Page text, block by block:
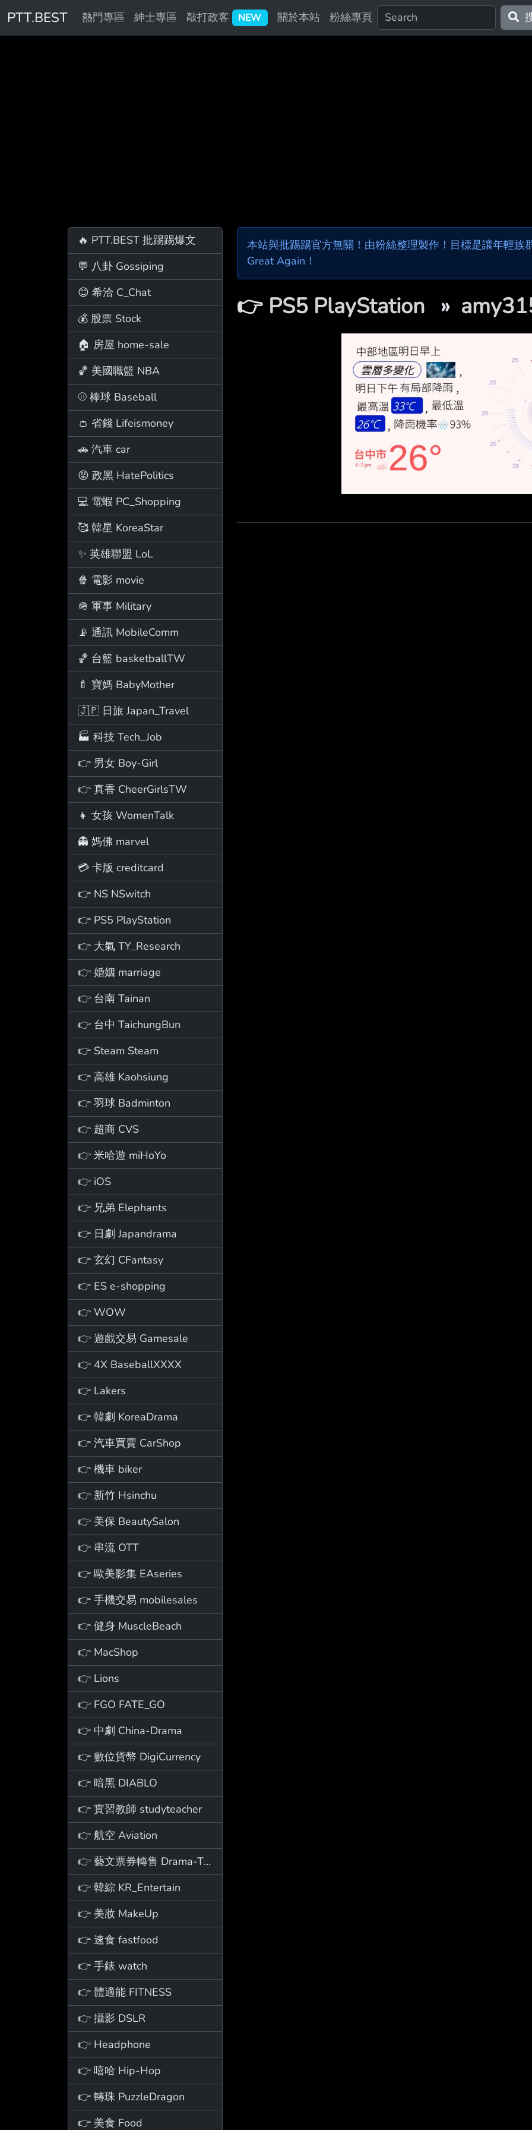
PTT.BEST 熱門專區 紳士專區 敲打政客 NEW 關於本站 粉絲專頁
🔥 PTT.BEST 批踢踢爆文
💬 八卦 Gossiping
😊 希洽 C_Chat
💰 股票 Stock
🏠 房屋 home-sale
🏀 美國職籃 NBA
⚾ 棒球 Baseball
👛 省錢 Lifeismoney
🚗 汽車 car
😡 政黑 HatePolitics
💻 電蝦 PC_Shopping
🥰 韓星 KoreaStar
✨ 英雄聯盟 LoL
🍿 電影 movie
🪖 軍事 Military
📡 通訊 MobileComm
🏀 台籃 basketballTW
🍼 寶媽 BabyMother
🇯🇵 日旅 Japan_Travel
🏭 科技 Tech_Job
👉 男女 Boy-Girl
👉 真香 CheerGirlsTW
👧 女孩 WomenTalk
👻 媽佛 marvel
💳 卡版 creditcard
👉 NS NSwitch
👉 PS5 PlayStation
👉 大氣 TY_Research
👉 婚姻 marriage
👉 台南 Tainan
👉 台中 TaichungBun
👉 Steam Steam
👉 高雄 Kaohsiung
👉 羽球 Badminton
👉 超商 CVS
👉 米哈遊 miHoYo
👉 iOS
👉 兄弟 Elephants
👉 日劇 Japandrama
👉 玄幻 CFantasy
👉 ES e-shopping
👉 WOW
👉 遊戲交易 Gamesale
👉 4X BaseballXXXX
👉 Lakers
👉 韓劇 KoreaDrama
👉 汽車買賣 CarShop
👉 機車 biker
👉 新竹 Hsinchu
👉 美保 BeautySalon
👉 串流 OTT
👉 歐美影集 EAseries
👉 手機交易 mobilesales
👉 健身 MuscleBeach
👉 MacShop
👉 Lions
👉 FGO FATE_GO
👉 中劇 China-Drama
👉 數位貨幣 DigiCurrency
👉 暗黑 DIABLO
👉 實習教師 studyteacher
👉 航空 Aviation
👉 藝文票券轉售 Drama-Ticket
👉 韓綜 KR_Entertain
👉 美妝 MakeUp
👉 速食 fastfood
👉 手錶 watch
👉 體適能 FITNESS
👉 攝影 DSLR
👉 Headphone
👉 嘻哈 Hip-Hop
👉 轉珠 PuzzleDragon
👉 美食 Food
本站與批踢踢官方無關！由粉絲整理製作！目標是讓年輕族
Great Again！
👉 PS5 PlayStation »